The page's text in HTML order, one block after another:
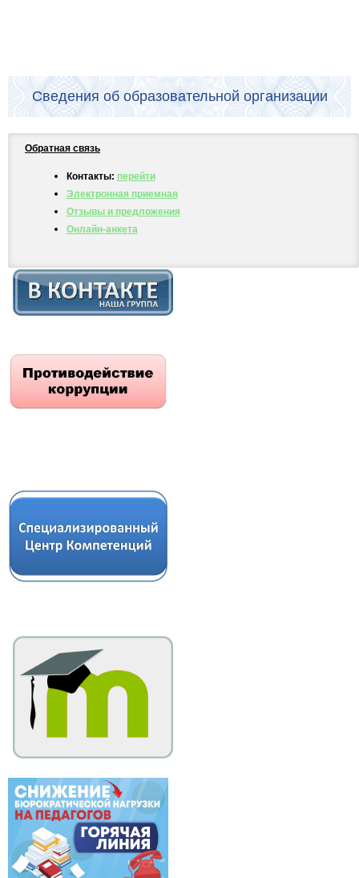
Сведения об образовательной организации
Обратная связь
Контакты: перейти
Электронная приемная
Отзывы и предложения
Онлайн-анкета